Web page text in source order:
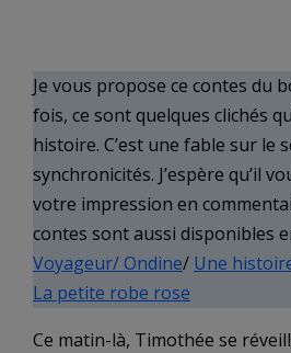
Je vous propose ce contes du
fois, ce sont quelques clichés
histoire. C’est une fable sur le
synchronicités. J’espère qu’il
votre impression en
contes sont aussi disponibles
Voyageur/Ondine/ Une
La petite robe rose
Ce matin-là, Timothée se